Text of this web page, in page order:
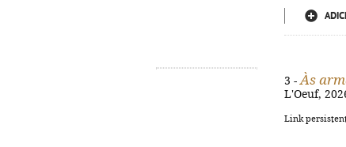
3 - Às
L'Oeuf,
Link